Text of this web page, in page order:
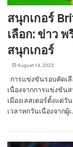
สนุกเกอร์
เลือก: ข่าว
สนุกเกอร์
August 14, 2023
การแข่งขันรอบคัดเ
เนื่องจากการแข่งขัน
เมืองเลสเตอร์ตั้งแต่
เวลาหกวันเนื่องจากผู้เ